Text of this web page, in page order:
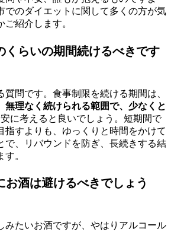
でのダイエットに関して多くの方が気
紹介します。
くらいの期間続けるべきです
質問です。食事制限を続ける期間は、
無理なく続けられる範囲で、少なくと
に考えると良いでしょう。短期間で
指すよりも、ゆっくりと時間をかけて
で、リバウンドを防ぎ、長続きする結
。
お酒は避けるべきでしょう
みたいお酒ですが、やはりアルコール